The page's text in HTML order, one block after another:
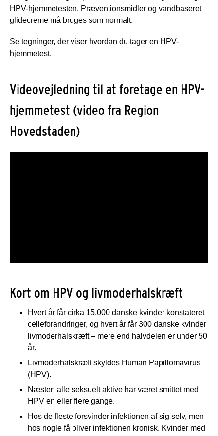
HPV-hjemmetesten. Præventionsmidler og vandbaseret
glidecreme må bruges som normalt.
Se tegninger, der viser hvordan du tager en HPV-
hjemmetest.
Videovejledning til at foretage en HPV-
hjemmetest (video fra Region
Hovedstaden)
Kort om HPV og livmoderhalskræft
Hvert år får cirka 15.000 danske kvinder konstateret
celleforandringer, og hvert år får 300 danske kvinder
livmoderhalskræft – mere end halvdelen er under 50
år.
Livmoderhalskræft skyldes Human Papillomavirus
(HPV).
Næsten alle seksuelt aktive har været smittet med
HPV en eller flere gange.
Hos de fleste forsvinder infektionen af sig selv, men
hos nogle få bliver infektionen kronisk. Kvinder med